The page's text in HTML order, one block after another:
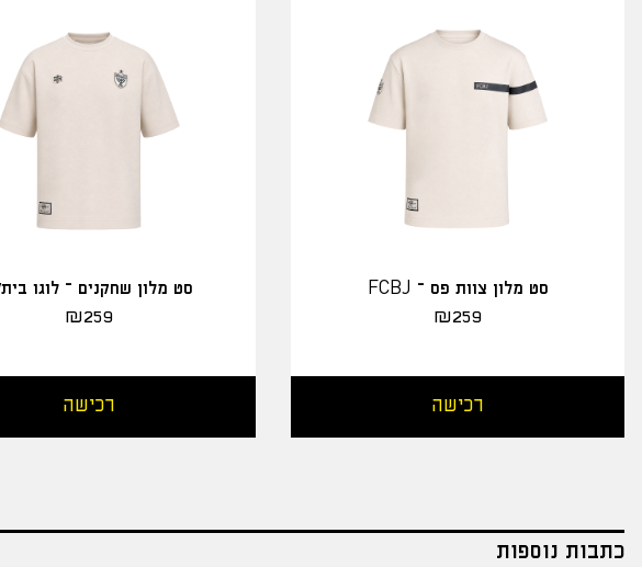
סט מלון צוות פס – FCBJ
₪259
רכישה
סט מלון שחקנים – לוגו
₪259
רכישה
כתבות נוספות